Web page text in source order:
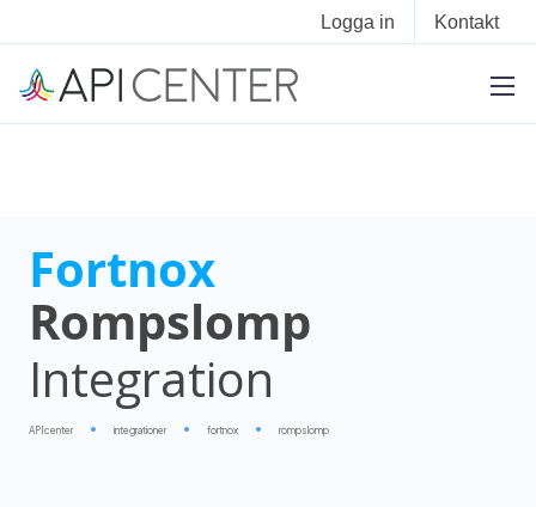
Logga in Kontakt
Fortnox
Rompslomp
Integration
APIcenter integrationer fortnox rompslomp